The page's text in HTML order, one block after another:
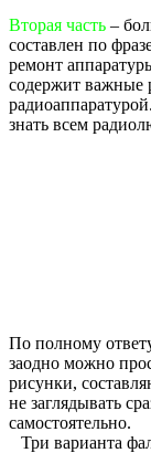
Вторая часть –
составлен по
ремонт
содержит важные
знать всем
По полному
заодно можно
рисунки,
не заглядывать
самостоятельно.
Три варианта